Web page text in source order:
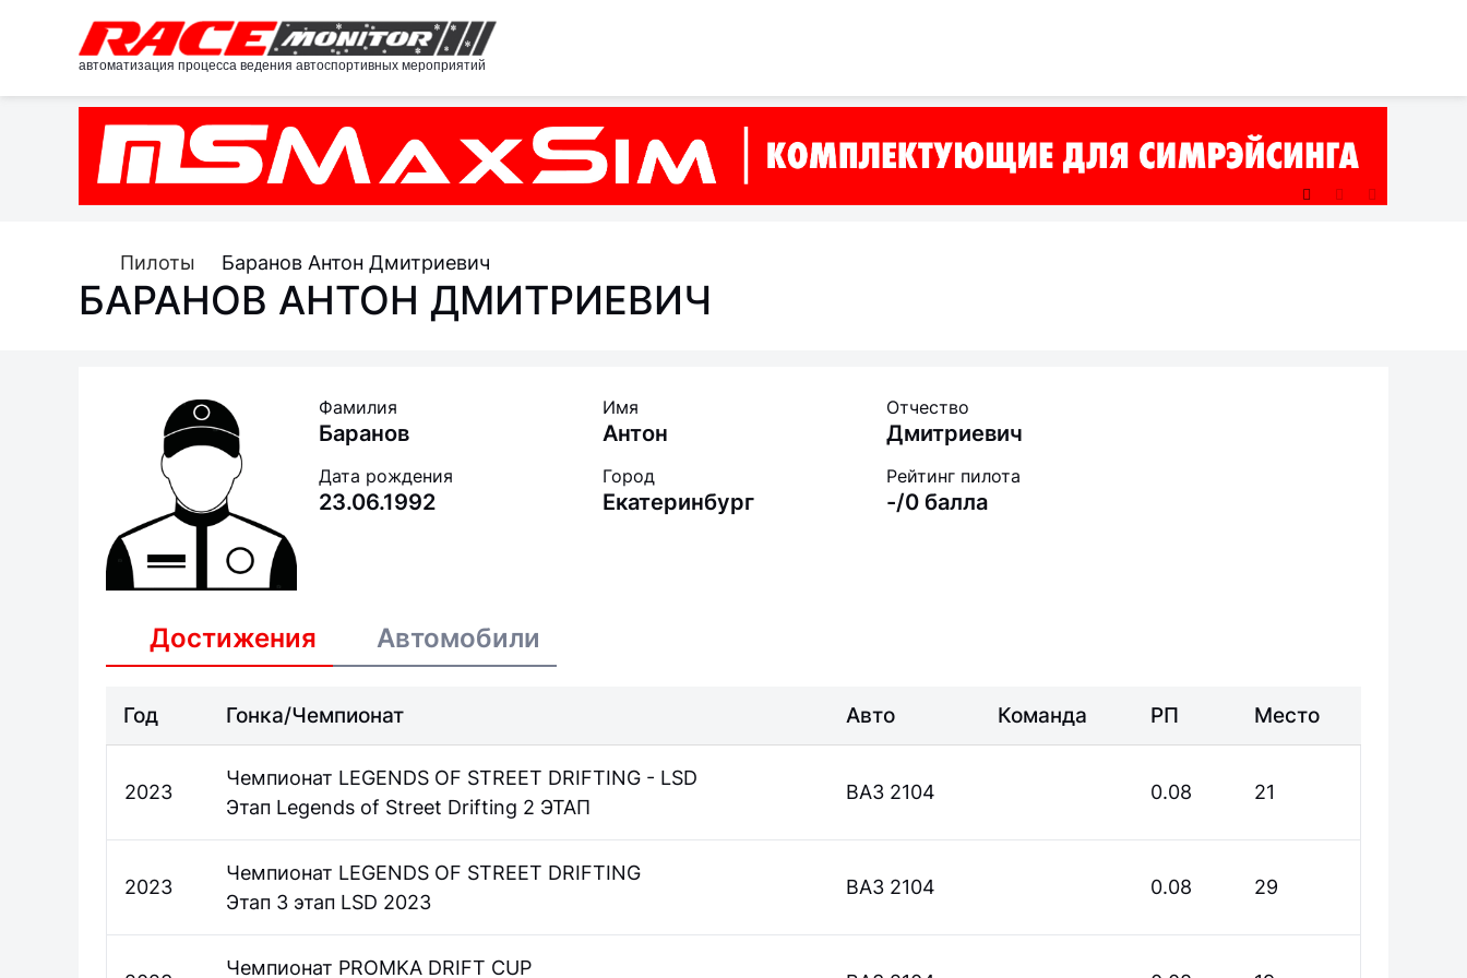
автоматизация процесса ведения автоспортивных мероприятий
Пилоты Баранов Антон Дмитриевич
БАРАНОВ АНТОН ДМИТРИЕВИЧ
Фамилия
Баранов
Имя
Антон
Отчество
Дмитриевич
Дата рождения
23.06.1992
Город
Екатеринбург
Рейтинг пилота
-/0 балла
Достижения Автомобили
Год Гонка/Чемпионат Авто Команда РП Место
2023
Чемпионат LEGENDS OF STREET DRIFTING - LSD
Этап Legends of Street Drifting 2 ЭТАП
ВАЗ 2104 0.08 21
2023
Чемпионат LEGENDS OF STREET DRIFTING
Этап 3 этап LSD 2023
ВАЗ 2104 0.08 29
Чемпионат PROMKA DRIFT CUP